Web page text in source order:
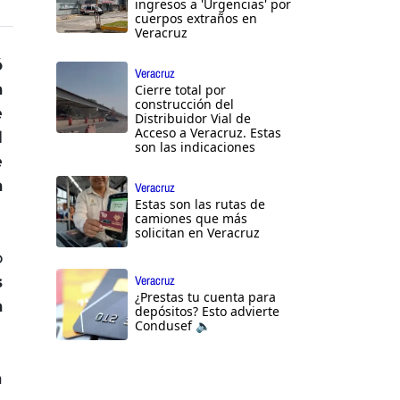
ingresos a 'Urgencias' por
cuerpos extraños en
Veracruz
Veracruz
Cierre total por
construcción del
Distribuidor Vial de
Acceso a Veracruz. Estas
son las indicaciones
Veracruz
Estas son las rutas de
camiones que más
solicitan en Veracruz
Veracruz
¿Prestas tu cuenta para
depósitos? Esto advierte
Condusef 🔈